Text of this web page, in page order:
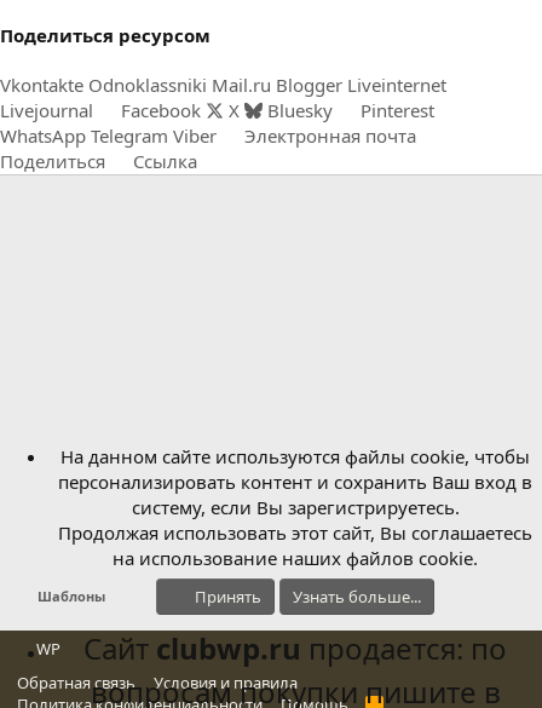
Поделиться ресурсом
Vkontakte Odnoklassniki Mail.ru Blogger Liveinternet
Livejournal
Facebook X Bluesky
Pinterest
WhatsApp Telegram Viber
Электронная почта
Поделиться
Ссылка
Шаблоны
WP
Обратная связь
Условия и правила
R
На данном сайте используются файлы cookie, чтобы
персонализировать контент и сохранить Ваш вход в
систему, если Вы зарегистрируетесь.
Продолжая использовать этот сайт, Вы соглашаетесь
на использование наших файлов cookie.
Принять Узнать больше...
Сайт clubwp.ru продается: по
вопросам покупки пишите в